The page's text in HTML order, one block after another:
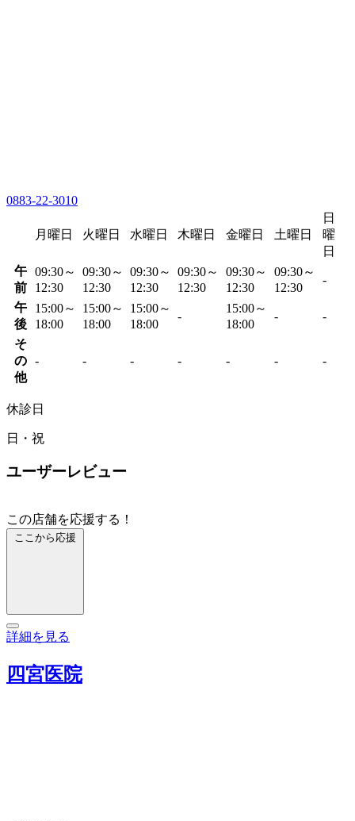
0883-22-3010
月曜日 火曜日 水曜日 木曜日 金曜日 土曜日
日
曜
日
午
前
09:30～
12:30
09:30～
12:30
09:30～
12:30
09:30～
12:30
09:30～
12:30
09:30～
12:30
-
午
後
15:00～
18:00
15:00～
18:00
15:00～
18:00
-
15:00～
18:00
- -
そ
の
他
- - - - - - -
休診日
日・祝
ユーザーレビュー
この店舗を応援する！
ここから応援
詳細を見る
四宮医院